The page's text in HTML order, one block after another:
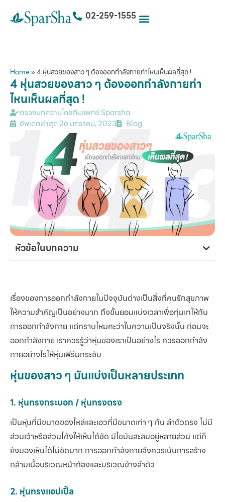
02-259-1555
Home»4 หุ่นสวยของสาว ๆ ต้องออกกำลังกายท่าไหนเห็นผลที่สุด !
4 หุ่นสวยของสาว ๆ ต้องออกกำลังกายท่า
ไหนเห็นผลที่สุด !
ตรวจบทความโดยทีมแพทย์ Sparsha
อัพเดตล่าสุด 26 มกราคม, 2023 Blog
หัวข้อในบทความ
เรื่องของการออกกำลังกายในปัจจุบันต่างเป็นสิ่งที่คนรักสุขภาพ
ให้ความสำคัญเป็นอย่างมาก ถึงขั้นยอมแบ่งเวลาเพื่อทุ่มเทให้กับ
การออกกำลังกาย แต่ทราบไหมคะว่าในความเป็นจริงนั้น ก่อนจะ
ออกกำลังกาย เราควรรู้ว่าหุ่นของเราเป็นอย่างไร ควรออกกำลัง
กายอย่างไรให้หุ่นเฟิร์มกระชับ
หุ่นของสาว ๆ มันแบ่งเป็นหลายประเภท
1. หุ่นทรงกระบอก / หุ่นทรงตรง
เป็นหุ่นที่มีขนาดของไหล่และเอวที่มีขนาดเท่า ๆ กัน ลำตัวตรง ไม่มี
ส่วนเว้าหรือส่วนโค้งให้เห็นได้ชัด มีไขมันสะสมอยู่หลายส่วน แต่ก็
ยังมองเห็นได้ไม่ชัดมาก การออกกำลังกายจึงควรเน้นการสร้าง
กล้ามเนื้อบริเวณหน้าท้องและบริเวณข้างลำตัว
2. หุ่นทรงแอปเปิ้ล